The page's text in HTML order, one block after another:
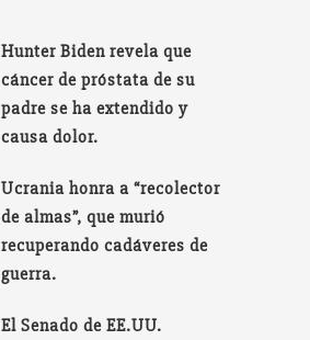
Hunter Biden revela que
cáncer de próstata de su
padre se ha extendido y
causa dolor.
Ucrania honra a “recolector
de almas”, que murió
recuperando cadáveres de
guerra.
El Senado de EE.UU.